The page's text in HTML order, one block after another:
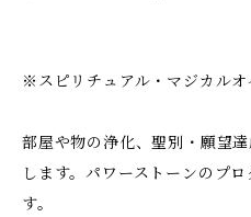
※スピリチュアル・マジカルオ
部屋や物の浄化、聖別・願望
します。パワーストーンのプ
す。